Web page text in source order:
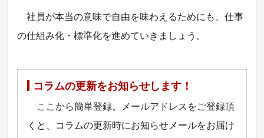
社員が本当の意味で自由を味わえるためにも、仕事
の仕組み化・標準化を進めていきましょう。
コラムの更新をお知らせします！
ここから簡単登録。メールアドレスをご登録頂
くと、コラムの更新時にお知らせメールをお届け